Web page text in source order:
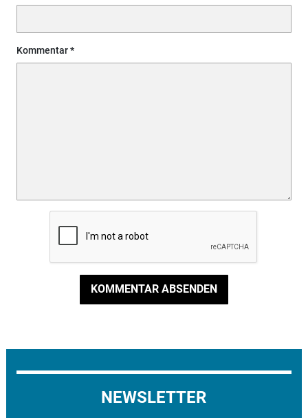
Kommentar
KOMMENTAR ABSENDEN
NEWSLETTER